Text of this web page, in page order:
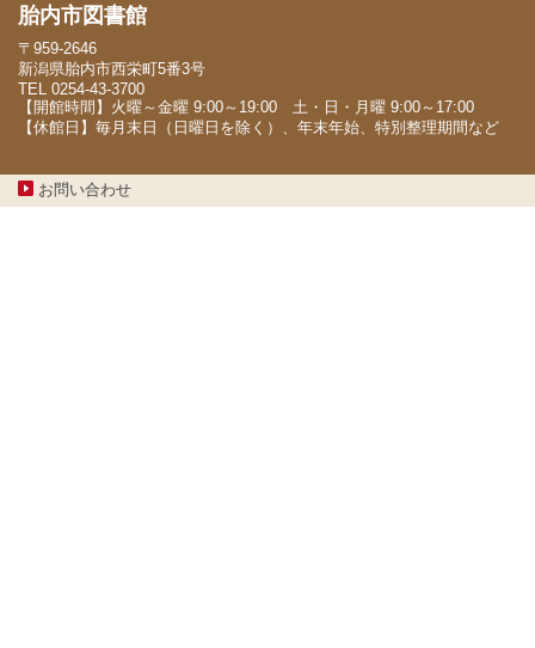
胎内市図書館
〒959-2646
新潟県胎内市西栄町5番3号
TEL 0254-43-3700
【開館時間】火曜～金曜 9:00～19:00 土・日・月曜 9:00～17:00
【休館日】毎月末日（日曜日を除く）、年末年始、特別整理期間など
お問い合わせ